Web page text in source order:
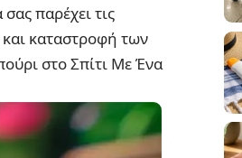
παρέχει τις
καταστροφή των
στο Σπίτι Με Ένα